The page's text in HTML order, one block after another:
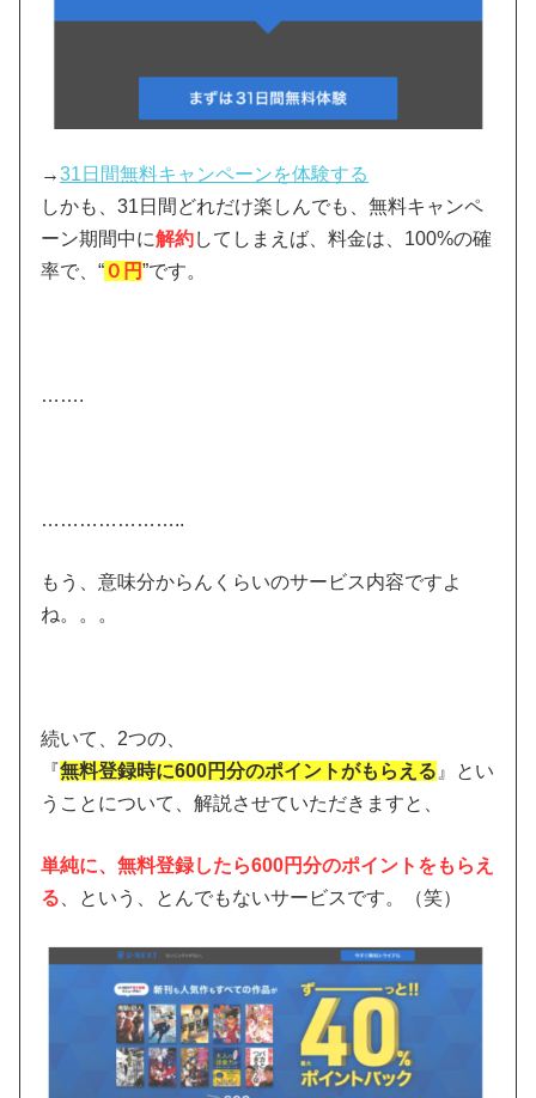
→31日間無料キャンペーンを体験する
しかも、31日間どれだけ楽しんでも、無料キャンペ
ーン期間中に解約してしまえば、料金は、100%の確
率で、“０円”です。
…….
…………………..
もう、意味分からんくらいのサービス内容ですよ
ね。。。
続いて、2つの、
『無料登録時に600円分のポイントがもらえる 』とい
うことについて、解説させていただきますと、
単純に、無料登録したら600円分のポイントをもらえ
る 、という、とんでもないサービスです。（笑）